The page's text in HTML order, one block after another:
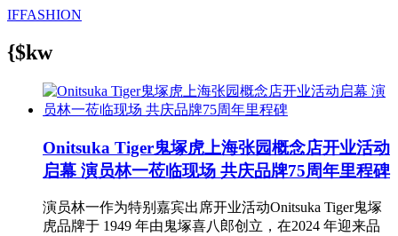
IFFASHION
{$kw
Onitsuka Tiger鬼塚虎上海张园概念店开业活动
启幕 演员林一莅临现场 共庆品牌75周年里程碑
演员林一作为特别嘉宾出席开业活动Onitsuka Tiger鬼塚
虎品牌于 1949 年由鬼塚喜八郎创立，在2024 年迎来品